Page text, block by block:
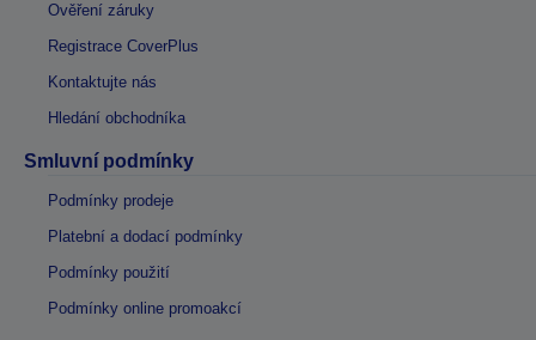
Ověření záruky
Registrace CoverPlus
Kontaktujte nás
Hledání obchodníka
Smluvní podmínky
Podmínky prodeje
Platební a dodací podmínky
Podmínky použití
Podmínky online promoakcí